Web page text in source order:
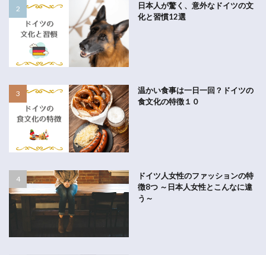
日本人が驚く、意外なドイツの文
化と習慣12選
温かい食事は一日一回？ドイツの
食文化の特徴１０
ドイツ人女性のファッションの特
徴8つ ～日本人女性とこんなに違
う～